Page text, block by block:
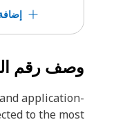
وصف رقم
application-
to the most